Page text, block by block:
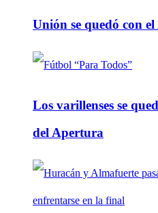
Unión se quedó con
Los varillenses se
del Apertura